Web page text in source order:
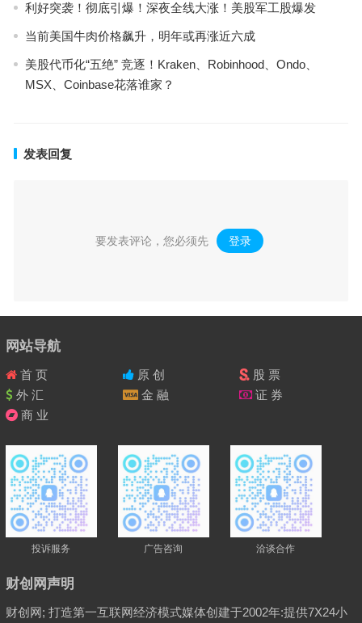
利好突袭！彻底引爆！深夜全线大涨！美股军工股爆发
当前美国牛肉价格飙升，明年或再涨近六成
美股代币化“五绝” 竞逐！Kraken、Robinhood、Ondo、
MSX、Coinbase花落谁家？
发表回复
要发表评论，您必须先 登录 。
网站导航
首 页 原 创
股 票
外 汇
金 融
证 券
商 业
投诉服务 广告咨询 洽谈合作
财创网声明
财创网; 打造第一互联网经济模式媒体创建于2002年:提供7X24小